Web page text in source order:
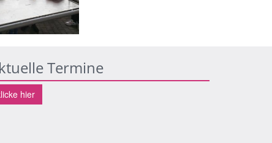
Termine
hier